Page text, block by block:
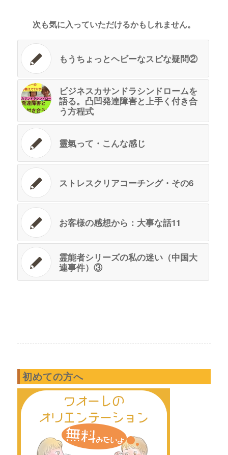
次も気に入っていただけるかもしれません。
もうちょっとヘビーなスピな疑問②
ビジネスカサンドラシンドロームを
語る。凸凹発達障害と上手く付き合
う方程式
靈氣って・こんな感じ
ストレスクリアコーチング・その6
お客様の感想から：大事な話11
霊能者シリーズの私の迷い（中国大
連事件）③
初めての方へ